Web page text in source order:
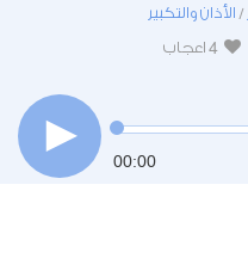
/ الأذان والتكبير
4 اعجاب
00:00